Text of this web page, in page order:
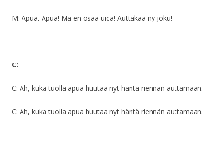
M: Apua, Apua! Mä en osaa uida! Auttakaa ny joku!
C:
C: Ah, kuka tuolla apua huutaa nyt häntä riennän auttamaan.
C: Ah, kuka tuolla apua huutaa nyt häntä riennän auttamaan.